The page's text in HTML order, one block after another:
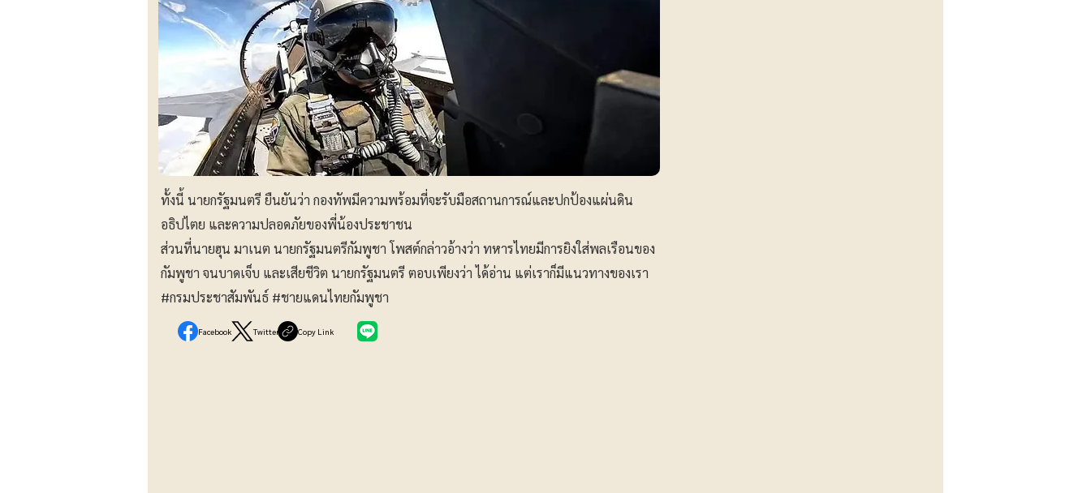
ทั้งนี้ นายกรัฐมนตรี ยืนยันว่า กองทัพมีความพร้อมที่จะรับมือสถานการณ์และปกป้องแผ่นดิน
อธิปไตย และความปลอดภัยของพี่น้องประชาชน
ส่วนที่นายฮุน มาเนต นายกรัฐมนตรีกัมพูชา โพสต์กล่าวอ้างว่า ทหารไทยมีการยิงใส่พลเรือนของ
กัมพูชา จนบาดเจ็บ และเสียชีวิต นายกรัฐมนตรี ตอบเพียงว่า ได้อ่าน แต่เราก็มีแนวทางของเรา
#กรมประชาสัมพันธ์ #ชายแดนไทยกัมพูชา
Facebook Twitter Copy Link